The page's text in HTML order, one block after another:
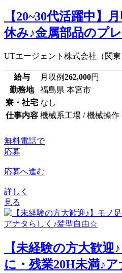
【20~30代活躍中】
休み♪金属部品のプ
UTエージェント株式会社（関東
給与 月収例262,000円
勤務地
福島県 本宮市
寮・社宅 なし
仕事内容 機械系工場 / 機械操作
無料電話で
応募
応募へ進む
詳しく
見る
【未経験の方大歓
に・残業20H未満♪